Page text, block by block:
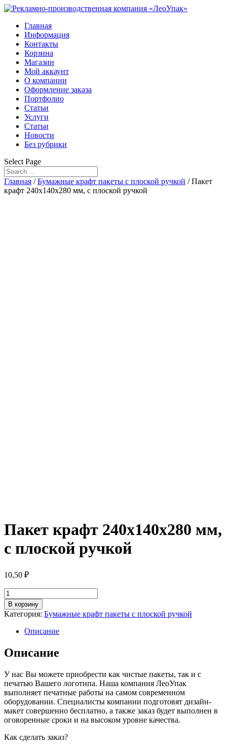
Главная
Информация
Контакты
Корзина
Магазин
Мой аккаунт
О компании
Оформление заказа
Портфолио
Статьи
Услуги
Статьи
Новости
Без рубрики
Select Page
Главная /Бумажные крафт пакеты с плоской ручкой / Пакет
крафт 240х140х280 мм, с плоской ручкой
Пакет крафт 240х140х280 мм,
с плоской ручкой
10,50 ₽
Количество
товара
Пакет
крафт
240х140х280
с
плоской
В корзину
Категория: Бумажные крафт пакеты с плоской ручкой
Описание
Описание
У нас Вы можете приобрести как чистые пакеты, так и с
печатью Вашего логотипа. Наша компания ЛеоУпак
выполняет печатные работы на самом современном
оборудовании. Специалисты компании подготовят дизайн-
макет совершенно бесплатно, а также заказ будет выполнен в
оговоренные сроки и на высоком уровне качества.
Как сделать заказ?